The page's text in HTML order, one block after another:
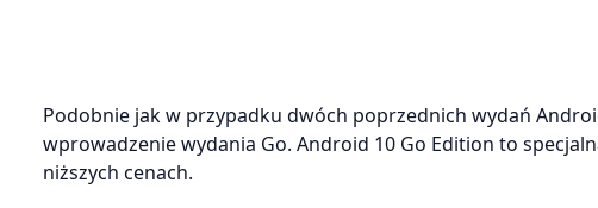
Podobnie jak w przypadku dwóch poprzednich wydań
wprowadzenie wydania Go. Android 10 Go Edition to
niższych cenach.